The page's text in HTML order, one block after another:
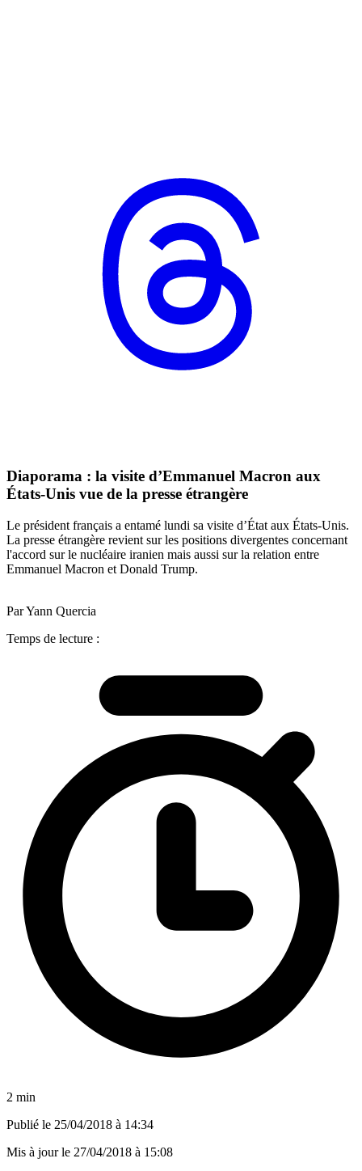
Diaporama : la visite d’Emmanuel Macron aux
États-Unis vue de la presse étrangère
Le président français a entamé lundi sa visite d’État aux États-Unis.
La presse étrangère revient sur les positions divergentes concernant
l'accord sur le nucléaire iranien mais aussi sur la relation entre
Emmanuel Macron et Donald Trump.
Par Yann Quercia
Temps de lecture :
2 min
Publié le 25/04/2018 à 14:34
Mis à jour le 27/04/2018 à 15:08